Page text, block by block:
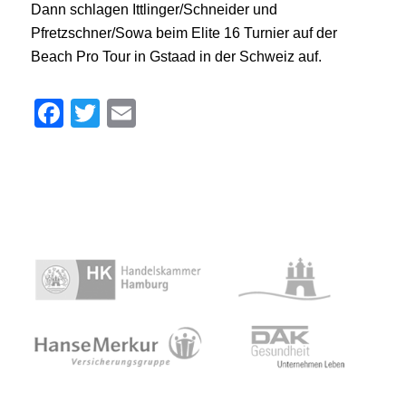
Dann schlagen Ittlinger/Schneider und
Pfretzschner/Sowa beim Elite 16 Turnier auf der
Beach Pro Tour in Gstaad in der Schweiz auf.
Facebook
Twitter